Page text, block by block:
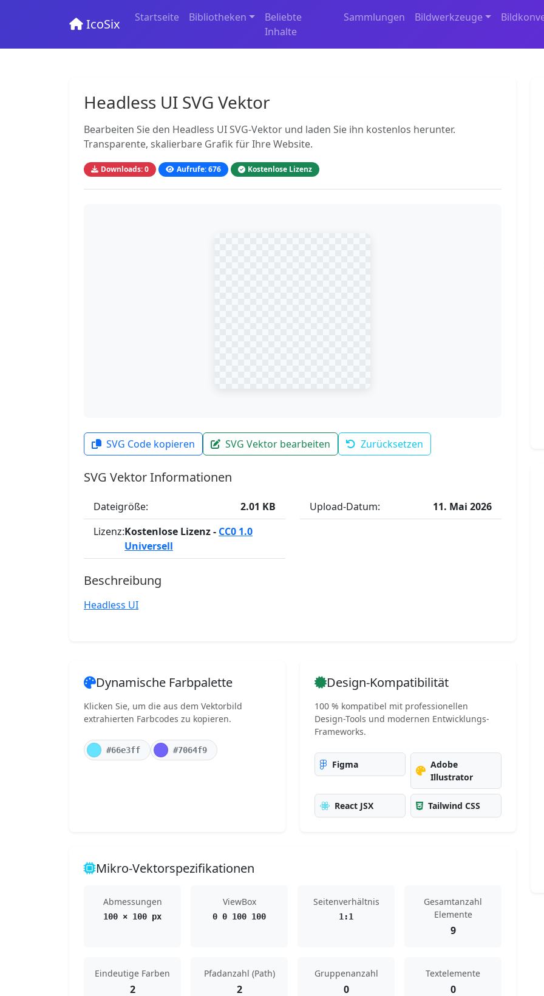
IcoSix Startseite Bibliotheken
Beliebte
Inhalte
Sammlungen Bildwerkzeuge
Headless UI SVG Vektor
Bearbeiten Sie den Headless UI SVG-Vektor und laden Sie ihn kostenlos herunter.
Transparente, skalierbare Grafik für Ihre Website.
Downloads: 0 Aufrufe: 676 Kostenlose Lizenz
SVG Code kopieren SVG Vektor bearbeiten Zurücksetzen
SVG Vektor Informationen
Dateigröße:
2.01 KB
Lizenz:Kostenlose Lizenz - CC0 1.0
Universell
Upload-Datum: 11. Mai 2026
Beschreibung
Headless UI
Dynamische Farbpalette
Klicken Sie, um die aus dem Vektorbild
extrahierten Farbcodes zu kopieren.
#66e3ff #7064f9
Design-Kompatibilität
100 % kompatibel mit professionellen
Design-Tools und modernen Entwicklungs-
Frameworks.
Figma
Adobe
Illustrator
React JSX Tailwind CSS
Mikro-Vektorspezifikationen
Abmessungen
100 × 100 px
ViewBox
0 0 100 100
Seitenverhältnis
1:1
Gesamtanzahl
Elemente
9
Eindeutige Farben
2
Pfadanzahl (Path)
2
Gruppenanzahl
0
Textelemente
0